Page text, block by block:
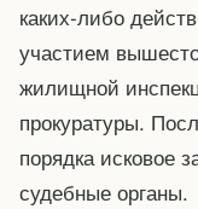
каких-либо
участием
жилищной
прокуратуры.
порядка исковое
судебные органы.